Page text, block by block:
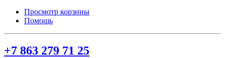
Просмотр корзины
Помощь
+7 863 279 71 25